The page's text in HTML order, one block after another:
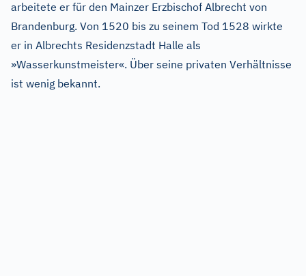
arbeitete er für den Mainzer Erzbischof Albrecht von
Brandenburg. Von 1520 bis zu seinem Tod 1528 wirkte
er in Albrechts Residenzstadt Halle als
»Wasserkunstmeister«. Über seine privaten Verhältnisse
ist wenig bekannt.